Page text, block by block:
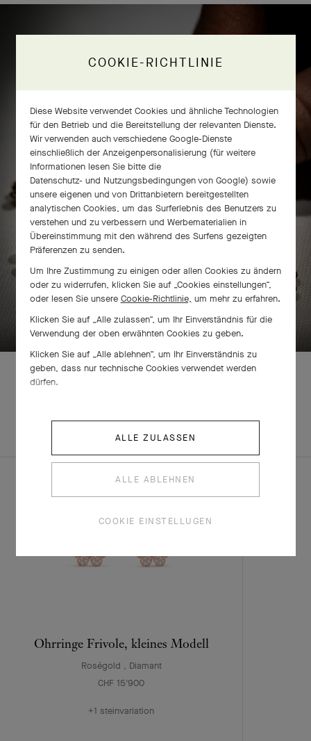
Frivole® Ring mit 8 Blumen –
ANDERE
KREATIONEN
Ohrringe Frivole, kleines Modell
Roségold , Diamant
CHF 15'900
+1 steinvariation
COOKIE-RICHTLINIE
Diese Website verwendet Cookies und ähnliche Technologien
für den Betrieb und die Bereitstellung der relevanten Dienste.
Wir verwenden auch verschiedene Google-Dienste
einschließlich der Anzeigenpersonalisierung (für weitere
Informationen lesen Sie bitte die
Datenschutz- und Nutzungsbedingungen von Google) sowie
unsere eigenen und von Drittanbietern bereitgestellten
analytischen Cookies, um das Surferlebnis des Benutzers zu
verstehen und zu verbessern und Werbematerialien in
Übereinstimmung mit den während des Surfens gezeigten
Präferenzen zu senden.
Um Ihre Zustimmung zu einigen oder allen Cookies zu ändern
oder zu widerrufen, klicken Sie auf „Cookies einstellungen“,
oder lesen Sie unsere Cookie-Richtlinie, um mehr zu erfahren.
Klicken Sie auf „Alle zulassen“, um Ihr Einverständnis für die
Verwendung der oben erwähnten Cookies zu geben.
Klicken Sie auf „Alle ablehnen“, um Ihr Einverständnis zu
geben, dass nur technische Cookies verwendet werden
dürfen.
ALLE ZULASSEN
ALLE ABLEHNEN
COOKIE EINSTELLUGEN